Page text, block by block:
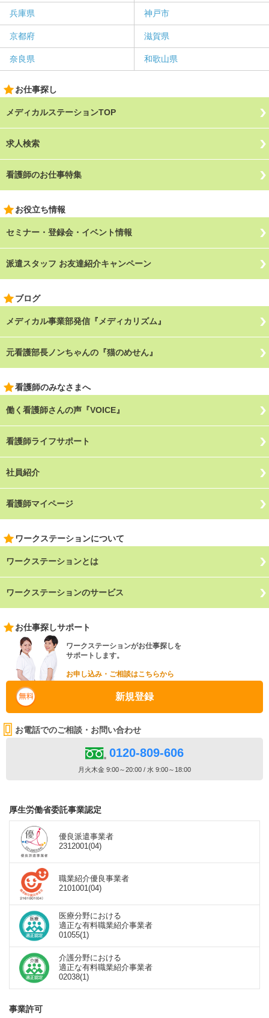
兵庫県 神戸市
京都府 滋賀県
奈良県 和歌山県
お仕事探し
メディカルステーションTOP
求人検索
看護師のお仕事特集
お役立ち情報
セミナー・登録会・イベント情報
派遣スタッフ お友達紹介キャンペーン
ブログ
メディカル事業部発信『メディカリズム』
元看護部長ノンちゃんの『猫のめせん』
看護師のみなさまへ
働く看護師さんの声『VOICE』
看護師ライフサポート
社員紹介
看護師マイページ
ワークステーションについて
ワークステーションとは
ワークステーションのサービス
お仕事探しサポート
ワークステーションがお仕事探しを
サポートします。
お申し込み・ご相談はこちらから
新規登録
お電話でのご相談・お問い合わせ
0120-809-606
月火木金 9:00～20:00 / 水 9:00～18:00
厚生労働省委託事業認定
優良派遣事業者
2312001(04)
職業紹介優良事業者
2101001(04)
医療分野における
適正な有料職業紹介事業者
01055(1)
介護分野における
適正な有料職業紹介事業者
02038(1)
事業許可